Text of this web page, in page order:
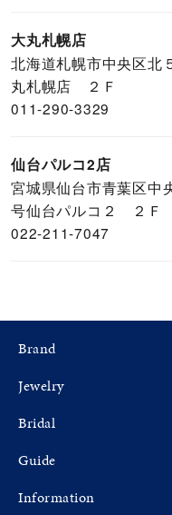
大丸札幌店
北海道札幌市中央区北
丸札幌店 ２Ｆ
011-290-3329
仙台パルコ2店
宮城県仙台市青葉区中
号仙台パルコ２ ２Ｆ
022-211-7047
Brand
Jewelry
Bridal
Guide
Information